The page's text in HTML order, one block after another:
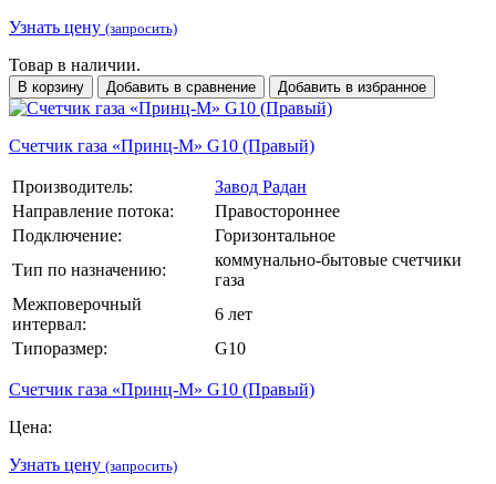
Узнать цену (запросить)
Товар в наличии.
В корзину Добавить в сравнение Добавить в избранное
Счетчик газа «Принц-М» G10 (Правый)
Производитель:
Завод Радан
Направление потока:
Правостороннее
Подключение:
Горизонтальное
Тип по назначению:
коммунально-бытовые счетчики
газа
Межповерочный
интервал:
6 лет
Типоразмер:
G10
Счетчик газа «Принц-М» G10 (Правый)
Цена:
Узнать цену (запросить)